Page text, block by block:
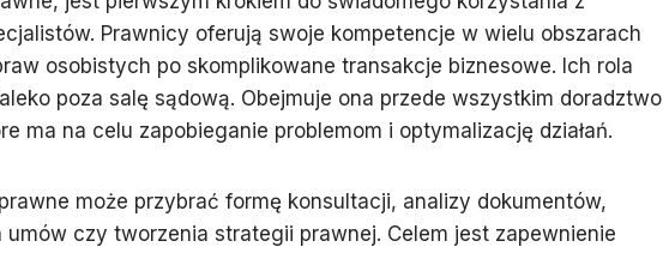
Prawnicy oferują swoje kompetencje w wielu obszarach
osobistych po skomplikowane transakcje biznesowe. Ich rola
poza salę sądową. Obejmuje ona przede wszystkim doradztwo
ma na celu zapobieganie problemom i optymalizację działań.
może przybrać formę konsultacji, analizy dokumentów,
umów czy tworzenia strategii prawnej. Celem jest zapewnienie